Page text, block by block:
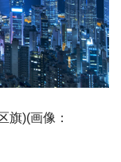
旗)(画像：